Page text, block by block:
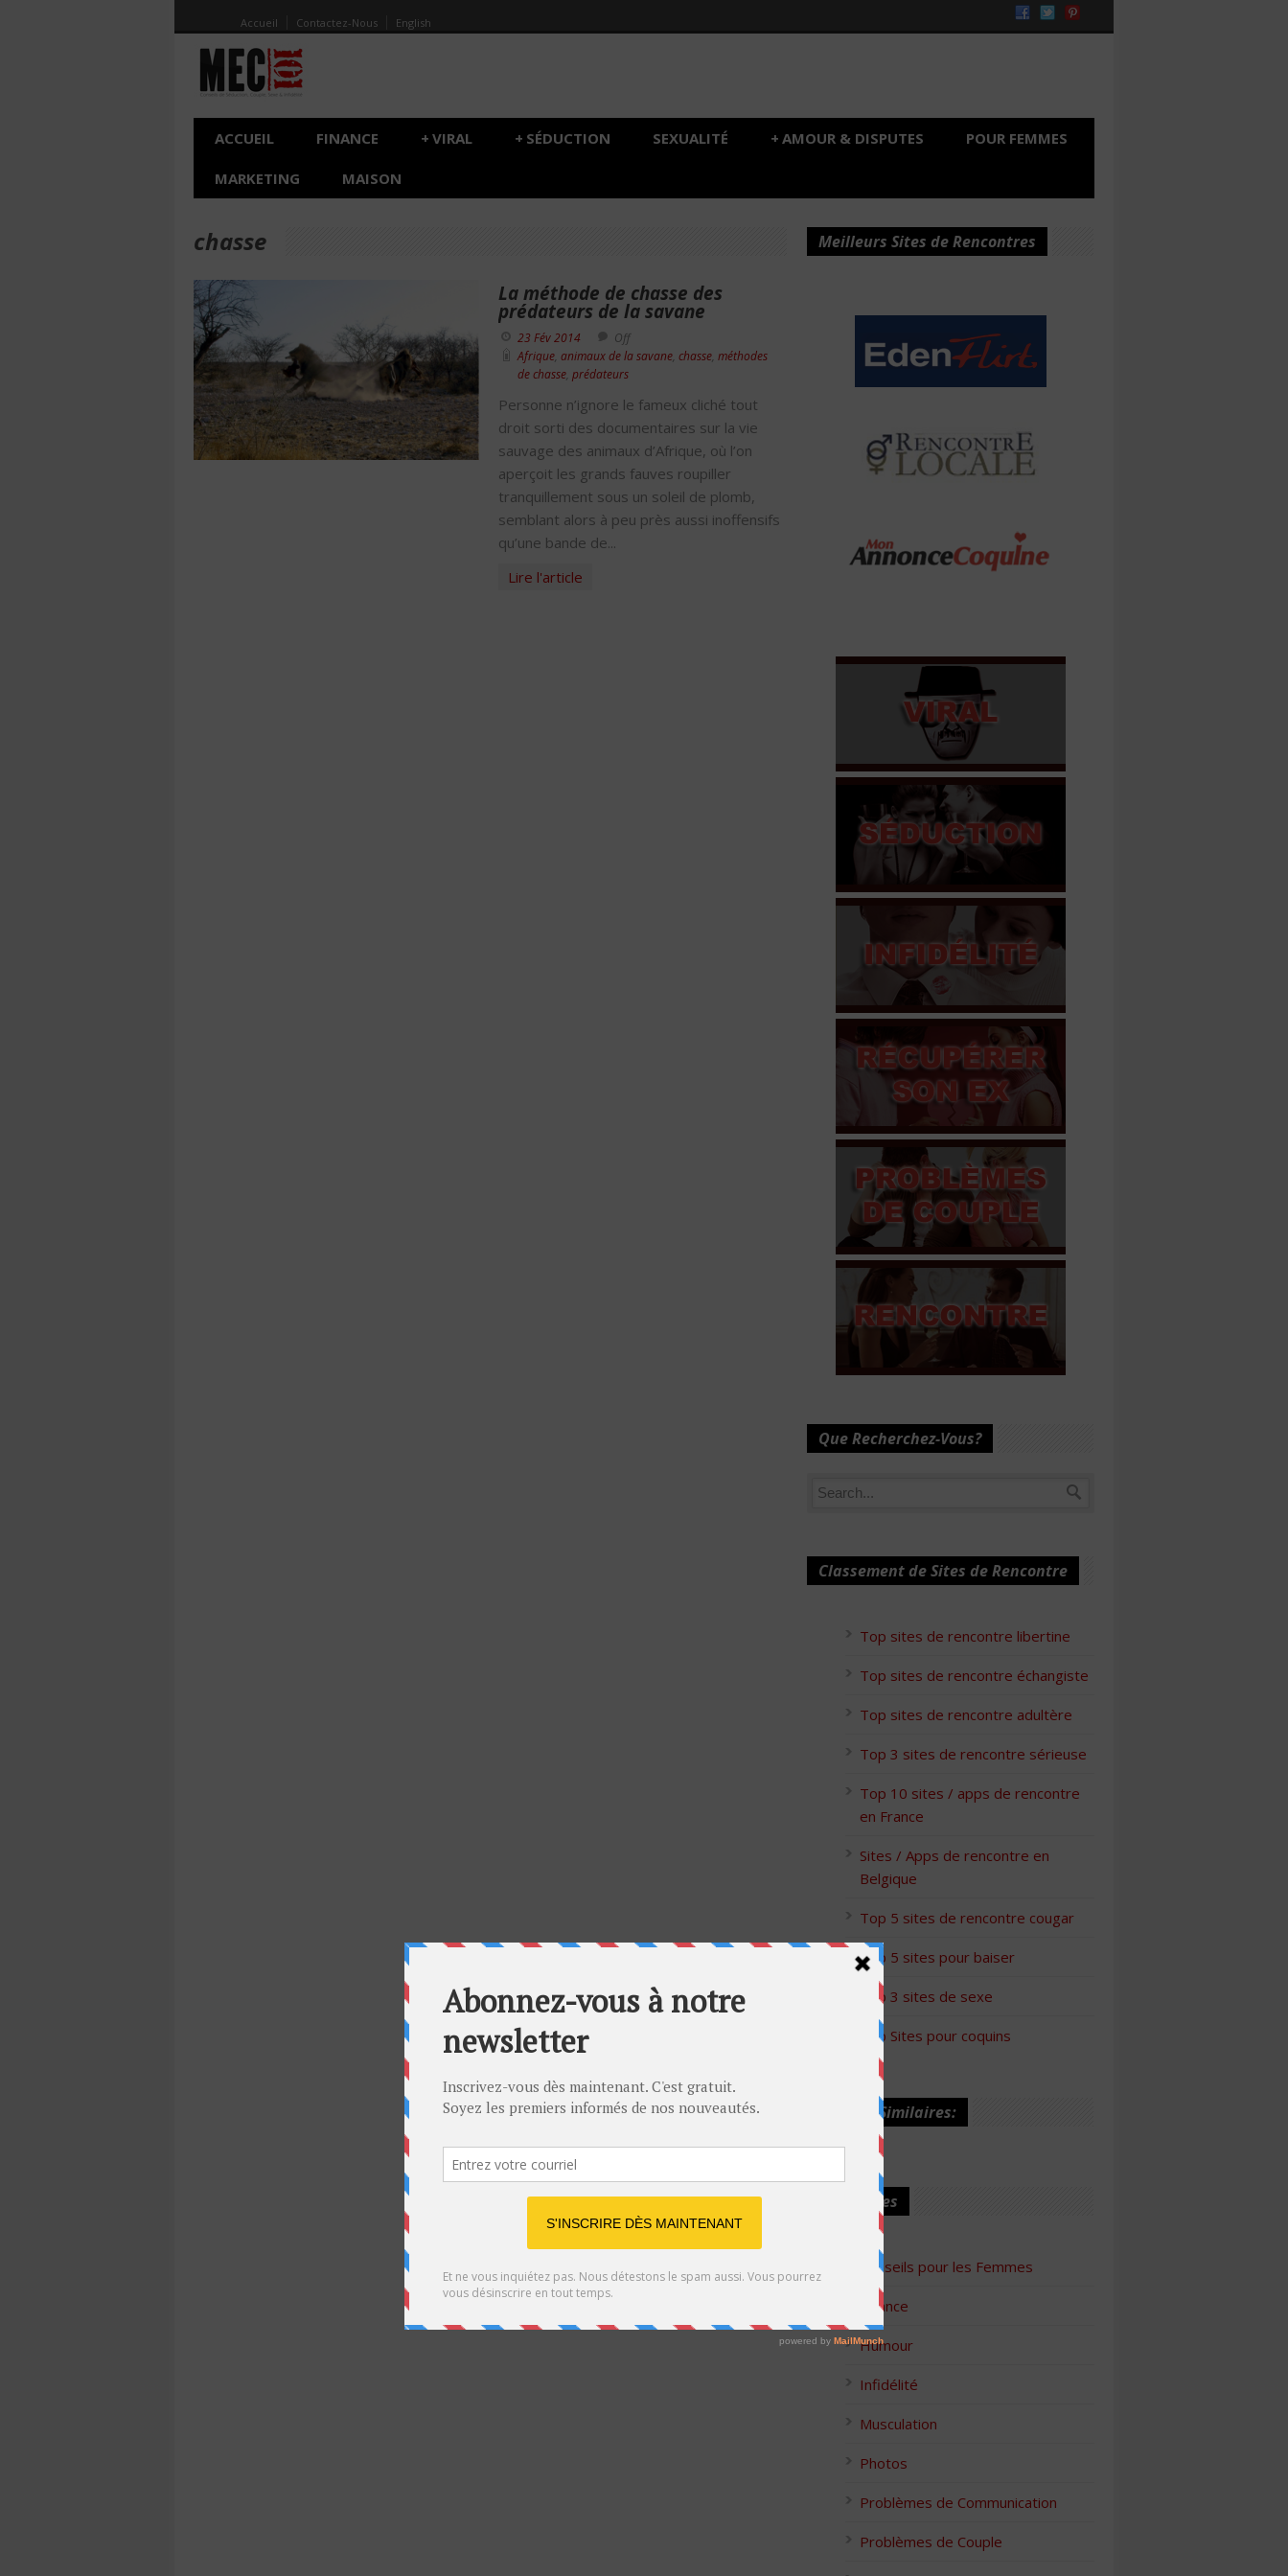
Accueil Contactez-Nous English
ACCUEIL FINANCE VIRAL
+ SÉDUCTION
+ SEXUALITÉ AMOUR & DISPUTES
+ POUR FEMMES
MARKETING MAISON
chasse
La méthode de chasse des
prédateurs de la savane
23 Fév 2014
Off
Afrique, animaux de la savane, chasse, méthodes
de chasse, prédateurs
Personne n’ignore le fameux cliché tout
droit sorti des documentaires sur la vie
sauvage des animaux d’Afrique, où l’on
aperçoit les grands fauves roupiller
tranquillement sous un soleil de plomb,
semblant alors à peu près aussi inoffensifs
qu’une bande de...
Lire l'article
Meilleurs Sites de Rencontres
Que Recherchez-Vous?
Classement de Sites de Rencontre
Top sites de rencontre libertine
Top sites de rencontre échangiste
Top sites de rencontre adultère
Top 3 sites de rencontre sérieuse
Top 10 sites / apps de rencontre
en France
Sites / Apps de rencontre en
Belgique
Top 5 sites de rencontre cougar
Top 5 sites pour baiser
Top 3 sites de sexe
Top Sites pour coquins
Articles Similaires:
Catégories
Conseils pour les Femmes
Finance
Humour
Infidélité
Musculation
Photos
Problèmes de Communication
Problèmes de Couple